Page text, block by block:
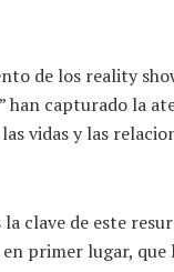
de los reality
han capturado la
vidas y las
la clave de este
en primer lugar,